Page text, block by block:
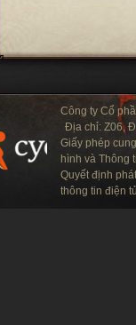
Công ty Cổ
Địa chỉ: Z06,
Giấy phép
hình và Thông
Quyết định
thông tin điện